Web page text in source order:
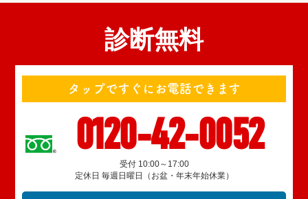
診断無料
タップですぐにお電話できます
0120-42-0052
受付 10:00～17:00
定休日 毎週日曜日（お盆・年末年始休業）